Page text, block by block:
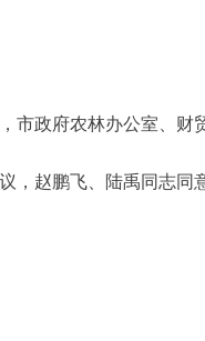
市政府农林办公室、财
赵鹏飞、陆禹同志同